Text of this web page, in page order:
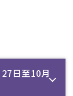
日至10月